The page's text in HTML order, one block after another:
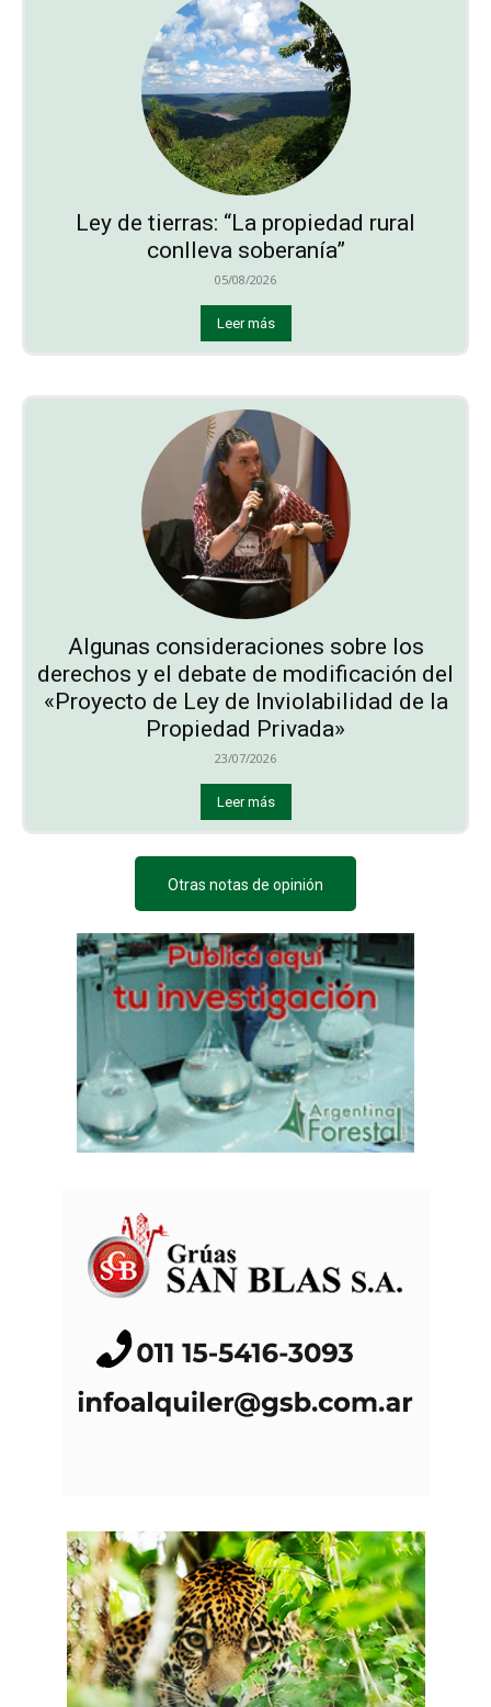
Ley de tierras: “La propiedad rural
conlleva soberanía”
05/08/2026
Leer más
Algunas consideraciones sobre los
derechos y el debate de modificación del
«Proyecto de Ley de Inviolabilidad de la
Propiedad Privada»
23/07/2026
Leer más
Otras notas de opinión